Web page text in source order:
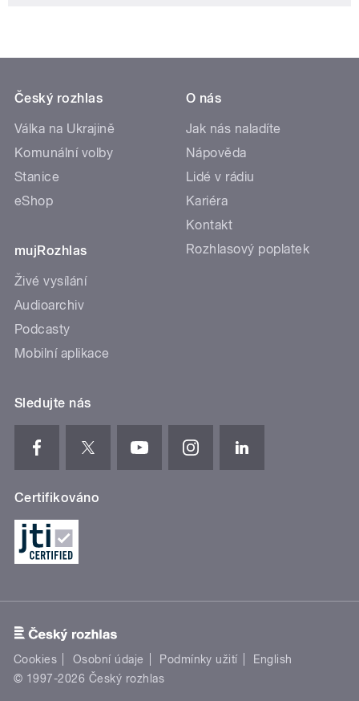
Český rozhlas
Válka na Ukrajině
Komunální volby
Stanice
eShop
mujRozhlas
Živé vysílání
Audioarchiv
Podcasty
Mobilní aplikace
O nás
Jak nás naladíte
Nápověda
Lidé v rádiu
Kariéra
Kontakt
Rozhlasový poplatek
Sledujte nás
Certifikováno
Cookies Osobní údaje Podmínky užití
English
© 1997-2026 Český rozhlas